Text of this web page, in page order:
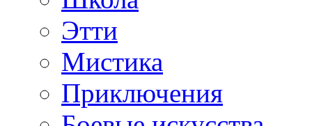
Этти
Мистика
Приключения